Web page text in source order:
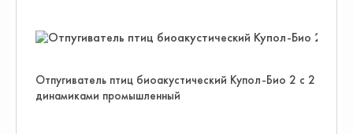
Отпугиватель птиц биоакустический Купол-Био 2 с 2
динамиками промышленный